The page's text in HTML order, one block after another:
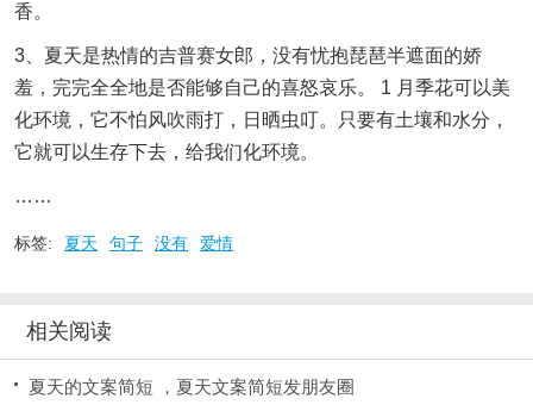
香。
3、夏天是热情的吉普赛女郎，没有忧抱琵琶半遮面的娇
羞，完完全全地是否能够自己的喜怒哀乐。 1 月季花可以美
化环境，它不怕风吹雨打，日晒虫叮。只要有土壤和水分，
它就可以生存下去，给我们化环境。
……
标签: 夏天 句子 没有 爱情
相关阅读
夏天的文案简短 ，夏天文案简短发朋友圈